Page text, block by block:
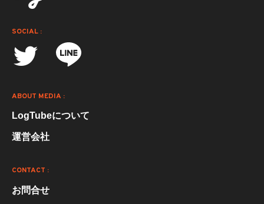
SOCIAL :
ABOUT MEDIA :
LogTubeについて
運営会社
CONTACT :
お問合せ